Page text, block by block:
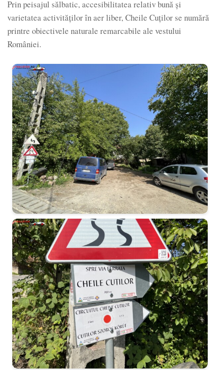
Prin peisajul sălbatic, accesibilitatea relativ bună și
varietatea activităților în aer liber, Cheile Cuților se numără
printre obiectivele naturale remarcabile ale vestului
României.